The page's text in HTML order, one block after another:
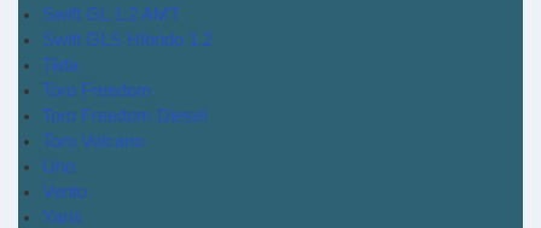
Swift GL 1.2 AMT
Swift GLS Híbrido 1.2
Tiida
Toro Freedom
Toro Freedom Diesel
Toro Volcano
Uno
Vento
Yaris